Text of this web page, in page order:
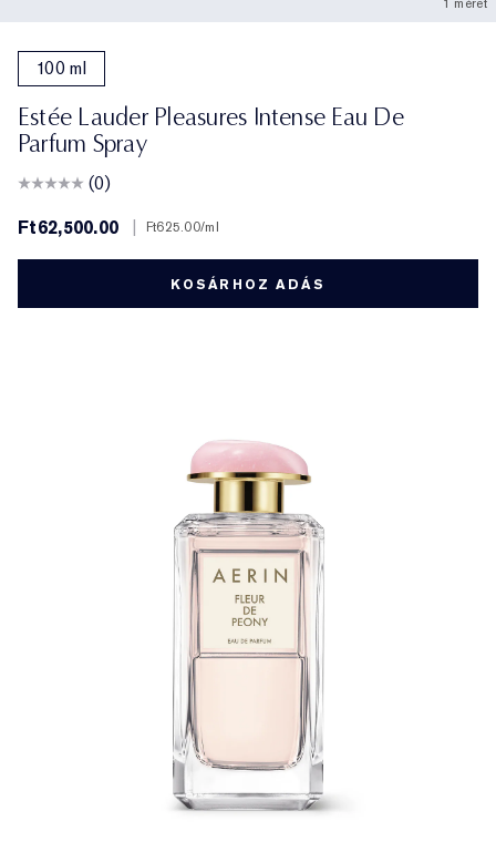
100 ml
Estée Lauder Pleasures Intense Eau De
Parfum Spray
(0)
Ft62,500.00
Ft625.00/ml
KOSÁRHOZ ADÁS